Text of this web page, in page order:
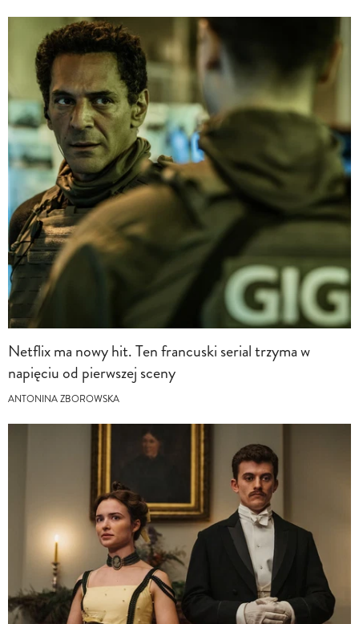
Netflix ma nowy hit. Ten francuski serial trzyma w
napięciu od pierwszej sceny
ANTONINA ZBOROWSKA